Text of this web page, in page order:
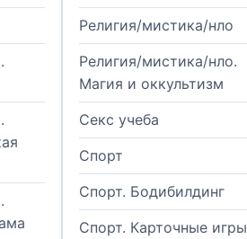
Религия/мистика/нло
Религия/мистика/нло.
Магия и оккультизм
Секс учеба
Спорт
Спорт. Бодибилдинг
Спорт. Карточные игры